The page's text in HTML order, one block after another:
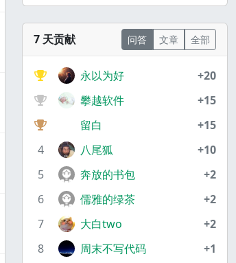
7 天贡献 问答 文章 全部
永以为好
+20
攀越软件
+15
留白
+15
4
八尾狐
+10
5
奔放的书包
+2
6
儒雅的绿茶
+2
7
大白two
+2
8
周末不写代码
+1